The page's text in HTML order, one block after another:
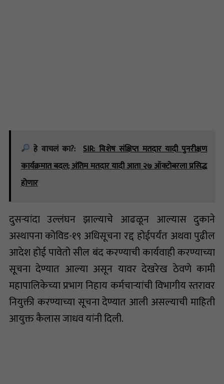
हे वाचलं का?: SIR: विशेष संक्षिप्त मतदार यादी पुनरीक्षण
कार्यक्रमात बदल; अंतिम मतदार यादी आता २७ ऑक्टोबरला प्रसिद्ध
होणार
दुसऱ्यांदा उल्लंघन झाल्याचे आढळून आल्यास दुकाने
अस्थापना कोविड-१९ अधिसूचना रद्द होईपर्यंत अथवा पुढील
आदेश होई पावेतो सील बंद करण्याची कार्यवाही करण्याच्या
सूचना देण्यात आल्या असून यावर देखरेख ठेवणे कामी
महापालिकेच्या प्रभाग निहाय कर्मचाऱ्यांची विभागीय स्तरावर
नियुक्ती करण्याच्या सूचना देण्यात आली असल्याची माहिती
आयुक्त कैलास जाधव यांनी दिली.